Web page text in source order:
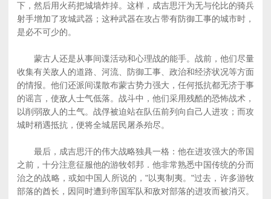
下，然后用火药把城墙炸掉。这样，成吉思汗为无与伦比的骑兵
射手增加了攻城武器；这种武器在攻占带有防御工事的城市时，
是必不可少的。
蒙古人还是从事间谍活动和心理战的能手。战前，他们尽量
收集有关敌人的道路、河流、防御工事、政治和经济状况等方面
的情报。他们还派间谍散布蒙古势力强大，任何抵抗都无济于事
的谣言，使敌人士气低落。战斗中，他们采用残酷的恐怖战术，
以削弱敌人的土气。战俘被迫站在队伍前列向自己人进攻；而攻
城时稍遇抵抗，便将全城居民屠杀殆尽。
最后，成吉思汗的伟大战略独具一格：他在进攻强大的帝国
之前，十分注意征服他的游牧邻邦．他非常熟悉中国传统的分而
治之的战略，或如中国人所说的，"以夷制夷。"过去，许多游牧
部落的酋长，因同时遭到帝国军队和敌对部落的进攻而被消灭。